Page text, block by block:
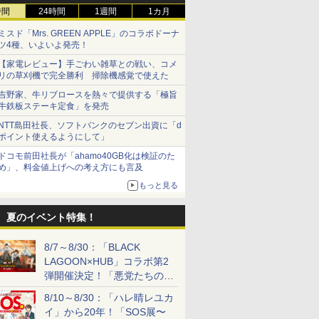
24時間 1週間 1カ月
スド「Mrs. GREEN APPLE」のコラボドーナ
4種、いよいよ発売！
家電レビュー】手ごわい雑草との戦い、コメ
の草刈機で完全勝利 掃除機感覚で使えた
野家、牛リブロースを熱々で提供する「極旨
鉄板ステーキ定食」を発売
島田社長、ソフトバンクのセブン出資に「d
イント使えるようにして」
コモ前田社長が「ahamo40GB化は検証のた
」、料金値上げへの考え方にも言及
もっと見る
夏のイベント特集！
8/7～8/30：「BLACK
LAGOON×HUB」コラボ第2
弾開催決定！「悪党たちの休
日」がテーマに
8/10～8/30：「ハレ晴レユカ
イ」から20年！「SOS展〜